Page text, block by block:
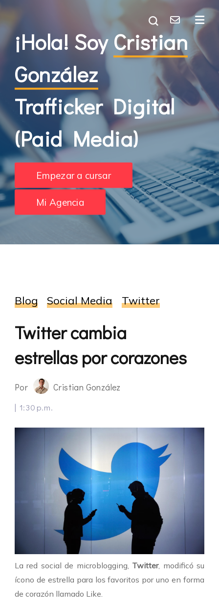
¡Hola! Soy Cristian
González
Trafficker Digital
(Paid Media)
Empezar a cursar
Mi Agencia
Blog Social Media Twitter
Twitter cambia
estrellas por corazones
Por
Cristian González
| 1:30 p.m.
La red social de microblogging, Twitter, modificó su
ícono de estrella para los favoritos por uno en forma
de corazón llamado Like